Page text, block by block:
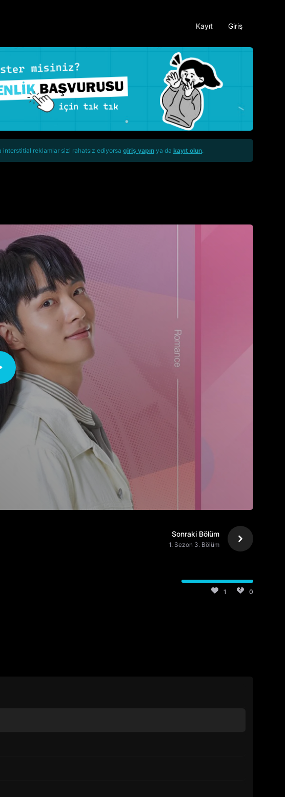
Kayıt Giriş
interstitial reklamlar sizi rahatsız ediyorsa giriş yapın ya da kayıt olun.
Sonraki Bölüm
1. Sezon 3. Bölüm
1 0